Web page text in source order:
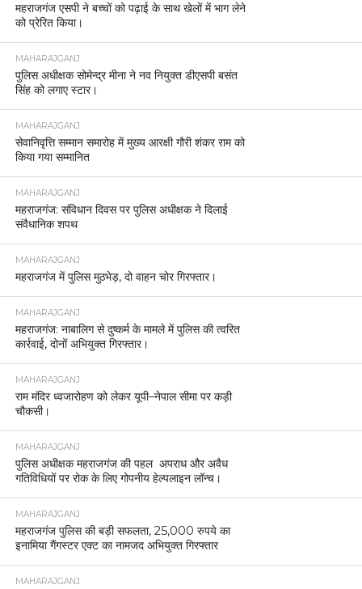
महराजगंज एसपी ने बच्चों को पढ़ाई के साथ खेलों में भाग लेने
को प्रेरित किया।
MAHARAJGANJ
पुलिस अधीक्षक सोमेन्द्र मीना ने नव नियुक्त डीएसपी बसंत
सिंह को लगाए स्टार।
MAHARAJGANJ
सेवानिवृत्ति सम्मान समारोह में मुख्य आरक्षी गौरी शंकर राम को
किया गया सम्मानित
MAHARAJGANJ
महराजगंज: संविधान दिवस पर पुलिस अधीक्षक ने दिलाई
संवैधानिक शपथ
MAHARAJGANJ
महराजगंज में पुलिस मुठभेड़, दो वाहन चोर गिरफ्तार।
MAHARAJGANJ
महराजगंज: नाबालिग से दुष्कर्म के मामले में पुलिस की त्वरित
कार्रवाई, दोनों अभियुक्त गिरफ्तार।
MAHARAJGANJ
राम मंदिर ध्वजारोहण को लेकर यूपी–नेपाल सीमा पर कड़ी
चौकसी।
MAHARAJGANJ
पुलिस अधीक्षक महराजगंज की पहल अपराध और अवैध
गतिविधियों पर रोक के लिए गोपनीय हेल्पलाइन लॉन्च।
MAHARAJGANJ
महराजगंज पुलिस की बड़ी सफलता, 25,000 रुपये का
इनामिया गैंगस्टर एक्ट का नामजद अभियुक्त गिरफ्तार
MAHARAJGANJ